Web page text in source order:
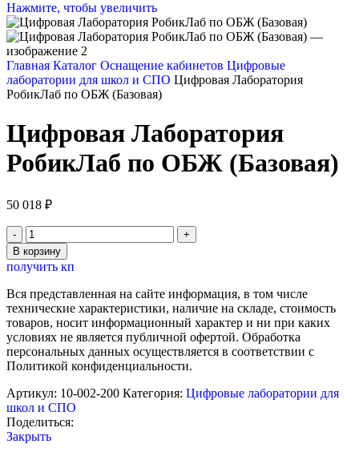
Нажмите, чтобы увеличить
Главная Каталог Оснащение кабинетов Цифровые
лаборатории для школ и СПО Цифровая Лаборатория
РобикЛаб по ОБЖ (Базовая)
Цифровая Лаборатория
РобикЛаб по ОБЖ (Базовая)
50 018 ₽
Количество
товара
Цифровая
Лаборатория
РобикЛаб
по
ОБЖ
(Базовая)
В корзину
получить кп
Вся представленная на сайте информация, в том числе
технические характеристики, наличие на складе, стоимость
товаров, носит информационный характер и ни при каких
условиях не является публичной офертой. Обработка
персональных данных осуществляется в соответствии с
Политикой конфиденциальности.
Артикул: 10-002-200 Категория: Цифровые лаборатории для
школ и СПО
Поделиться:
Закрыть